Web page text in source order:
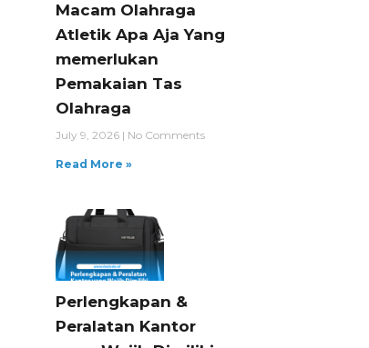
Macam Olahraga
Atletik Apa Aja Yang
memerlukan
Pemakaian Tas
Olahraga
July 9, 2026 No Comments
Read More »
Perlengkapan &
Peralatan Kantor